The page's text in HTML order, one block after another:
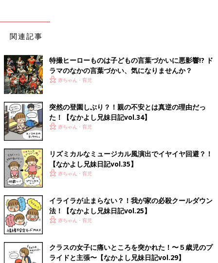
関連記事
特撮ヒーローものは子どもの言葉づかいに悪影響!? ド
ラマのなかの言葉づかい、気になりませんか？
赤ちゃん・育児
突然の登園しぶり？！親の不安とは真逆の理由だっ
た！【なかよし兄妹日記vol.34】
赤ちゃん・育児
リズミカルなミュージカル風演出でイヤイヤ回避？！
【なかよし兄妹日記vol.35】
赤ちゃん・育児
イライラが止まらない？！我が家の必殺クールダウン
法！【なかよし兄妹日記vol.25】
赤ちゃん・育児
クラスの女子に痛いところを突かれた！〜５歳児のプ
ライドと主張〜【なかよし兄妹日記vol.29】